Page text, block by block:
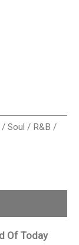
/ Soul / R&B /
Of Today